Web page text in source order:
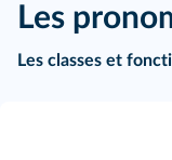
Les
Les classes et